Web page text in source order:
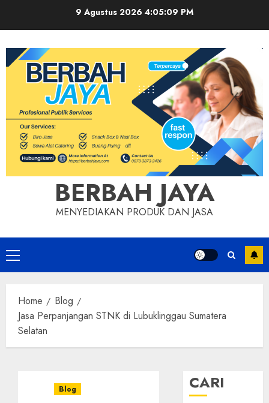
9 Agustus 20264:05:10 PM
BERBAH JAYA
MENYEDIAKAN PRODUK DAN JASA
Primary
Menu
Home
Blog
Jasa Perpanjangan STNK di Lubuklinggau Sumatera
Selatan
Blog CARI